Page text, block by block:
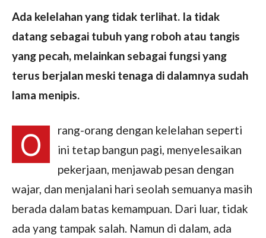
Ada kelelahan yang tidak terlihat. Ia tidak
datang sebagai tubuh yang roboh atau tangis
yang pecah, melainkan sebagai fungsi yang
terus berjalan meski tenaga di dalamnya sudah
lama menipis.
O
rang-orang dengan kelelahan seperti
ini tetap bangun pagi, menyelesaikan
pekerjaan, menjawab pesan dengan
wajar, dan menjalani hari seolah semuanya masih
berada dalam batas kemampuan. Dari luar, tidak
ada yang tampak salah. Namun di dalam, ada